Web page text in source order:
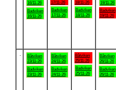
16/11-26
Badviken
16/11-26
17/11-26
Badviken
17/11-26
18/11-26
Badviken
18/11-26
19/11-26
Badviken
19/11-26
Båtviken
23/11-26
Badviken
23/11-26
Båtviken
24/11-26
Badviken
24/11-26
Båtviken
25/11-26
Badviken
25/11-26
Båtviken
26/11-26
Badviken
26/11-26